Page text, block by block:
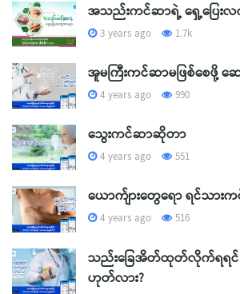
အသည်းကင်ဆာရဲ့ ရှေ့ပြေးလက္
3 years ago 1.7k
အူမကြီးကင်ဆာမဖြစ်စေဖို့ ဆေ
4 years ago 990
သွေးကင်ဆာဆိုတာ
4 years ago 551
ယောက်ျားတွေရော ရင်သားက
4 years ago 516
သည်းခြေအိတ်ထုတ်လိုက်ရရ
ဟုတ်လား?